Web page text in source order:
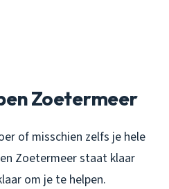
Zoetermeer
of misschien zelfs je hele
Zoetermeer staat klaar
om je te helpen.